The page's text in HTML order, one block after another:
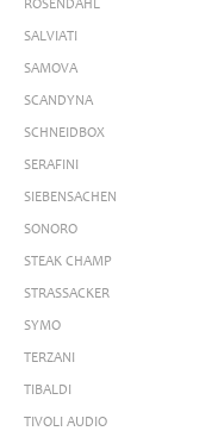
ROSENDAHL
SALVIATI
SAMOVA
SCANDYNA
SCHNEIDBOX
SERAFINI
SIEBENSACHEN
SONORO
STEAK CHAMP
STRASSACKER
SYMO
TERZANI
TIBALDI
TIVOLI AUDIO